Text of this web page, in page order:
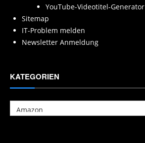
YouTube-Videotitel-Generator
Sitemap
IT-Problem melden
Newsletter Anmeldung
KATEGORIEN
Kategorien